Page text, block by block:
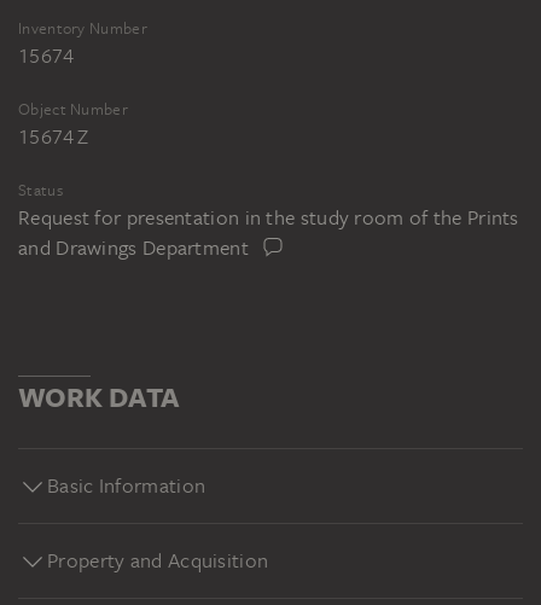
Inventory Number
15674
Object Number
15674 Z
Status
Request for presentation in the study room of the Prints
and Drawings Department
WORK DATA
Basic Information
Property and Acquisition